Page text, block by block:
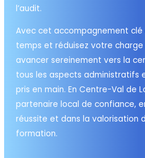
l’audit.
Avec cet accompagnement clé
temps et réduisez votre
avancer sereinement vers la
tous les aspects administratifs
pris en main. En Centre-Val de
partenaire local de confiance,
réussite et dans la valorisation
formation.